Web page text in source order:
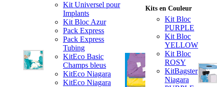
Kit Universel pour
Implants
Kit Bloc Azur
Pack Express
Pack Express
Tubing
KitEco Basic
Champs bleus
KitEco Niagara
KitEco Niagara
Kits en Couleur
Kit Bloc
PURPLE
Kit Bloc
YELLOW
Kit Bloc
ROSY
KitBagster
Niagara